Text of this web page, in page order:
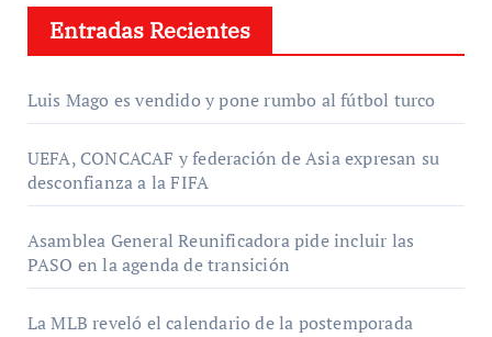
Entradas Recientes
Luis Mago es vendido y pone rumbo al fútbol turco
UEFA, CONCACAF y federación de Asia expresan su
desconfianza a la FIFA
Asamblea General Reunificadora pide incluir las
PASO en la agenda de transición
La MLB reveló el calendario de la postemporada